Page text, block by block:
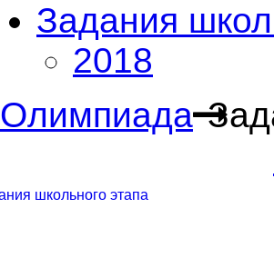
Задания
2018
Олимпиада
школьного этапа